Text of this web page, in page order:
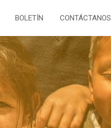
BOLETÍN CONTÁCTANOS